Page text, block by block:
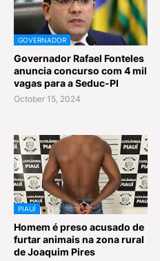
GOVERNADOR
Governador Rafael Fonteles
anuncia concurso com 4 mil
vagas para a Seduc-PI
October 15, 2024
PIAUÍ
Homem é preso acusado de
furtar animais na zona rural
de Joaquim Pires